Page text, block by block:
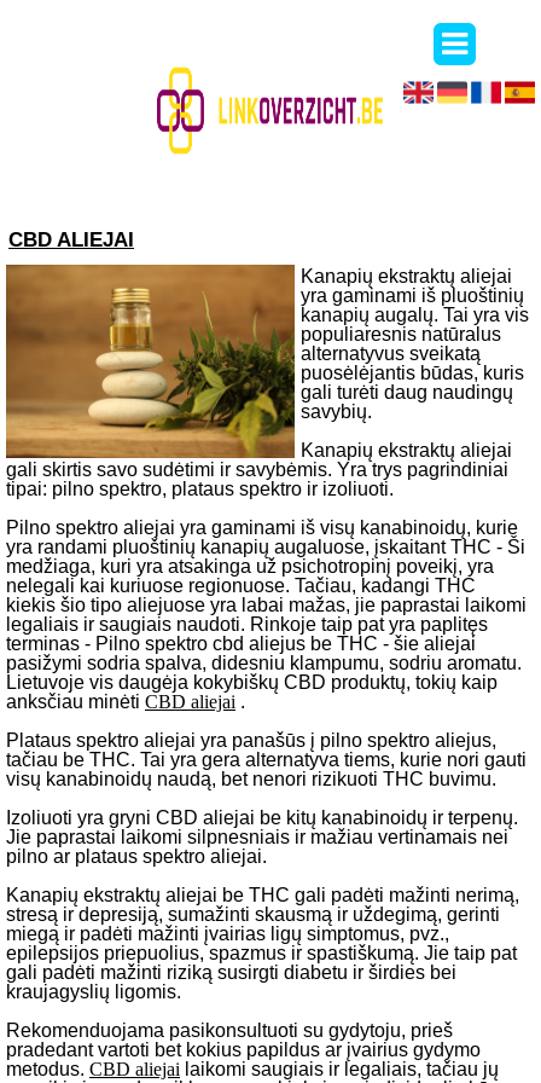
CBD ALIEJAI
Kanapių ekstraktų aliejai
yra gaminami iš pluoštinių
kanapių augalų. Tai yra vis
populiaresnis natūralus
alternatyvus sveikatą
puosėlėjantis būdas, kuris
gali turėti daug naudingų
savybių.
Kanapių ekstraktų aliejai
gali skirtis savo sudėtimi ir savybėmis. Yra trys pagrindiniai
tipai: pilno spektro, plataus spektro ir izoliuoti.
Pilno spektro aliejai yra gaminami iš visų kanabinoidų, kurie
yra randami pluoštinių kanapių augaluose, įskaitant THC - Ši
medžiaga, kuri yra atsakinga už psichotropinį poveikį, yra
nelegali kai kuriuose regionuose. Tačiau, kadangi THC
kiekis šio tipo aliejuose yra labai mažas, jie paprastai laikomi
legaliais ir saugiais naudoti. Rinkoje taip pat yra paplitęs
terminas - Pilno spektro cbd aliejus be THC - šie aliejai
pasižymi sodria spalva, didesniu klampumu, sodriu aromatu.
Lietuvoje vis daugėja kokybiškų CBD produktų, tokių kaip
anksčiau minėti CBD aliejai .
Plataus spektro aliejai yra panašūs į pilno spektro aliejus,
tačiau be THC. Tai yra gera alternatyva tiems, kurie nori gauti
visų kanabinoidų naudą, bet nenori rizikuoti THC buvimu.
Izoliuoti yra gryni CBD aliejai be kitų kanabinoidų ir terpenų.
Jie paprastai laikomi silpnesniais ir mažiau vertinamais nei
pilno ar plataus spektro aliejai.
Kanapių ekstraktų aliejai be THC gali padėti mažinti nerimą,
stresą ir depresiją, sumažinti skausmą ir uždegimą, gerinti
miegą ir padėti mažinti įvairias ligų simptomus, pvz.,
epilepsijos priepuolius, spazmus ir spastiškumą. Jie taip pat
gali padėti mažinti riziką susirgti diabetu ir širdies bei
kraujagyslių ligomis.
Rekomenduojama pasikonsultuoti su gydytoju, prieš
pradedant vartoti bet kokius papildus ar įvairius gydymo
metodus. CBD aliejai laikomi saugiais ir legaliais, tačiau jų